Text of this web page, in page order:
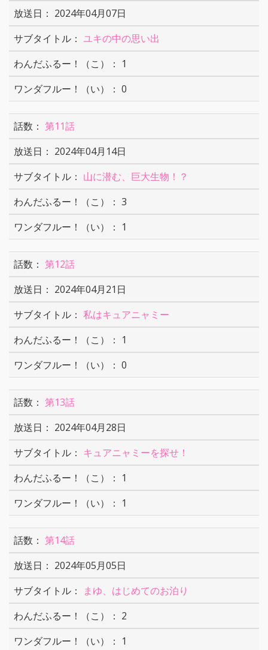
2024年04月07日
ユキの中の思い出
1
0
第11話
2024年04月14日
山に潜む、巨大生物！？
3
1
第12話
2024年04月21日
私はキュアニャミー
1
0
第13話
2024年04月28日
キュアニャミーを探せ！
1
1
第14話
2024年05月05日
まゆ、はじめてのお泊り
2
1